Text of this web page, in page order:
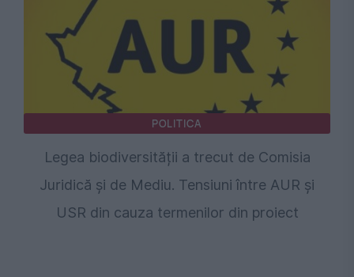
POLITICA
Legea biodiversității a trecut de Comisia
Juridică și de Mediu. Tensiuni între AUR și
USR din cauza termenilor din proiect